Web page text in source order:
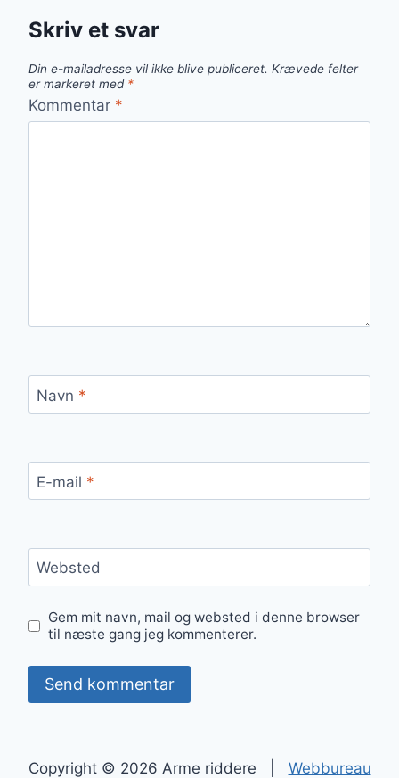
Skriv et svar
Din e-mailadresse vil ikke blive publiceret. Krævede felter
er markeret med *
Kommentar *
Navn *
E-mail *
Websted
Gem mit navn, mail og websted i denne browser
til næste gang jeg kommenterer.
Copyright © 2026 Arme riddere | Webbureau